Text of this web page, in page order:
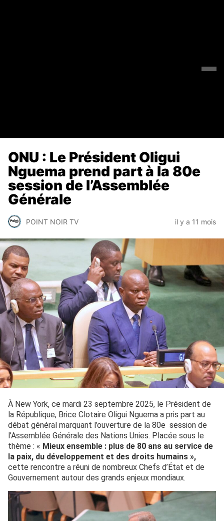
ONU : Le Président Oligui
Nguema prend part à la 80e
session de l’Assemblée
Générale
POINT NOIR TV il y a 11 mois
À New York, ce mardi 23 septembre 2025, le Président de
la République, Brice Clotaire Oligui Nguema a pris part au
débat général marquant l’ouverture de la 80e session de
l’Assemblée Générale des Nations Unies. Placée sous le
thème : « Mieux ensemble : plus de 80 ans au service de
la paix, du développement et des droits humains »,
cette rencontre a réuni de nombreux Chefs d’État et de
Gouvernement autour des grands enjeux mondiaux.